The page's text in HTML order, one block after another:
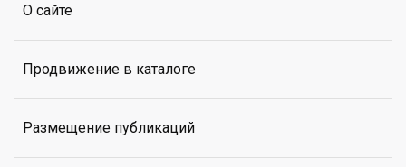
О сайте
Продвижение в каталоге
Размещение публикаций